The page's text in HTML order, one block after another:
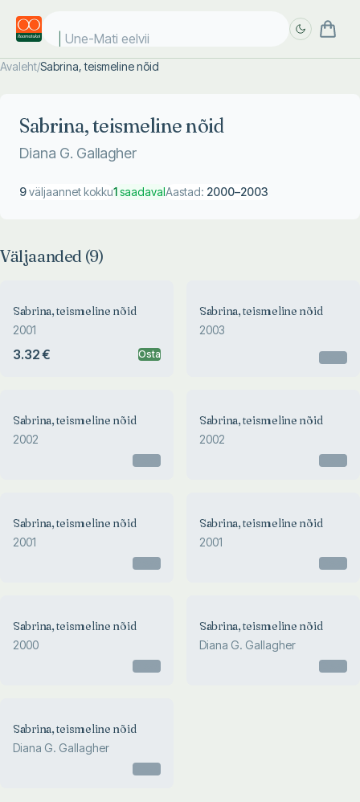
Une-Mati eelviima
Avaleht/Sabrina, teismeline nõid
Sabrina, teismeline nõid
Diana G. Gallagher
9väljaannet kokku1saadavalAastad: 2000–2003
Väljaanded (9)
Sabrina, teismeline nõid
2001
3.32 € Osta
Sabrina, teismeline nõid
2003
Sabrina, teismeline nõid
2002
Sabrina, teismeline nõid
2002
Sabrina, teismeline nõid
2001
Sabrina, teismeline nõid
2001
Sabrina, teismeline nõid
2000
Sabrina, teismeline nõid
Diana G. Gallagher
Sabrina, teismeline nõid
Diana G. Gallagher